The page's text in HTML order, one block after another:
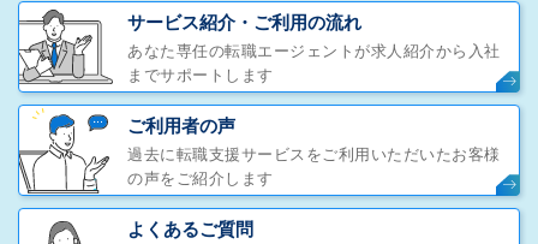
サービス紹介・ご利用の流れ
あなた専任の転職エージェントが求人紹介から入社
までサポートします
ご利用者の声
過去に転職支援サービスをご利用いただいたお客様
の声をご紹介します
よくあるご質問